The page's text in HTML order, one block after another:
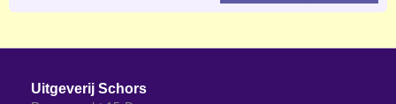
Uitgeverij Schors